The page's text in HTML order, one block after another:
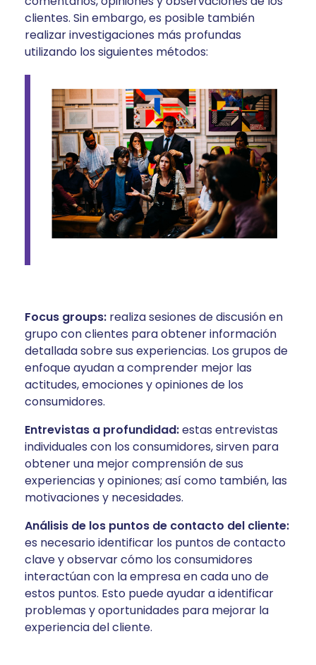
clientes. Sin embargo, es posible también
realizar investigaciones más profundas
utilizando los siguientes métodos:
Focus groups: realiza sesiones de discusión en
grupo con clientes para obtener información
detallada sobre sus experiencias. Los grupos de
enfoque ayudan a comprender mejor las
actitudes, emociones y opiniones de los
consumidores.
Entrevistas a profundidad:estas entrevistas
individuales con los consumidores, sirven para
obtener una mejor comprensión de sus
experiencias y opiniones; así como también, las
motivaciones y necesidades.
Análisis de los puntos de contacto del cliente:
es necesario identificar los puntos de contacto
clave y observar cómo los consumidores
interactúan con la empresa en cada uno de
estos puntos. Esto puede ayudar a identificar
problemas y oportunidades para mejorar la
experiencia del cliente.